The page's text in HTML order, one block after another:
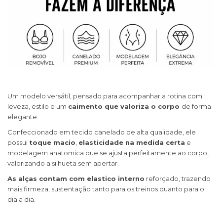
Um modelo versátil, pensado para acompanhar a rotina com
leveza, estilo e um caimento que valoriza o corpo de forma
elegante.
Confeccionado em tecido canelado de alta qualidade, ele
possui toque macio elasticidade na medida certa e
modelagem anatomica que se ajusta perfeitamente ao corpo,
valorizando a silhueta sem apertar.
As alças contam com elastico interno reforçado, trazendo
mais firmeza, sustentação tanto para os treinos quanto para o
dia a dia.